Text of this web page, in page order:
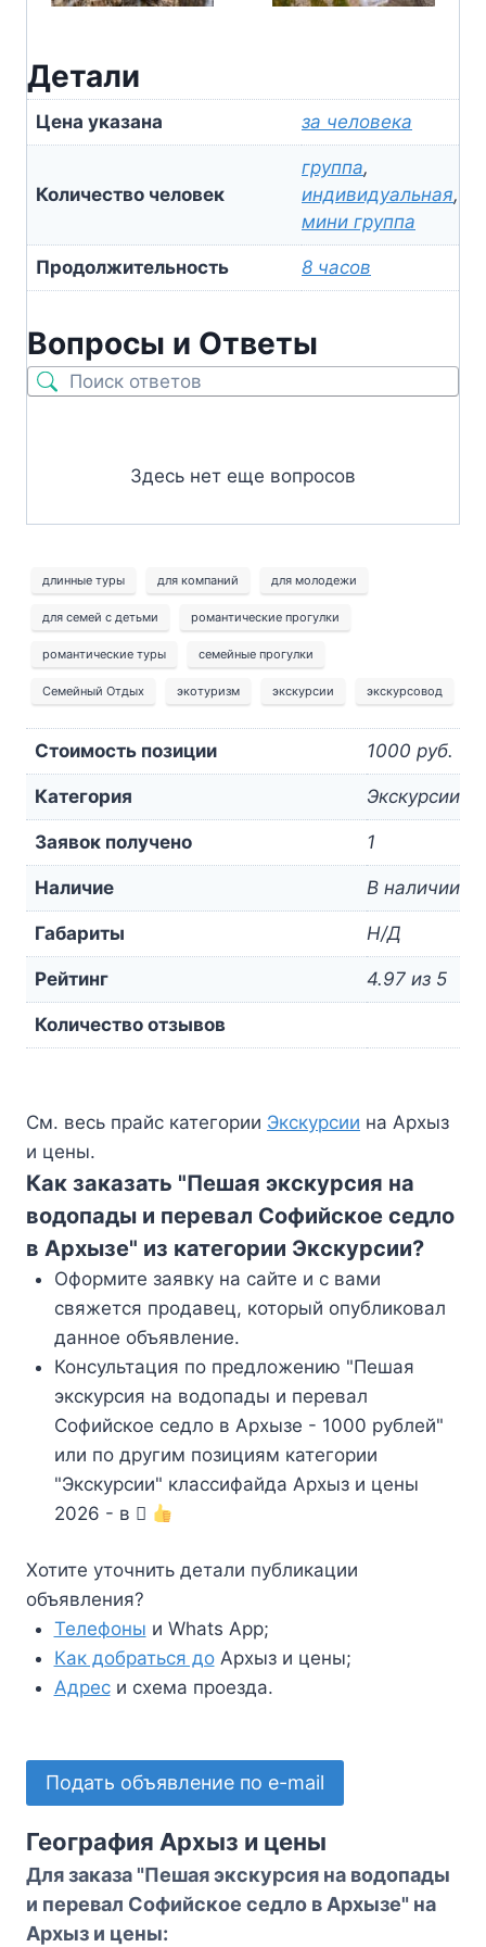
Детали
Цена указана за человека
Количество человек
группа,
индивидуальная,
мини группа
Продолжительность 8 часов
Вопросы и Ответы
Здесь нет еще вопросов
длинные туры для компаний для молодежи
для семей с детьми романтические прогулки
романтические туры семейные прогулки
Семейный Отдых экотуризм экскурсии экскурсовод
Стоимость позиции 1000 руб.
Категория Экскурсии
Заявок получено 1
Наличие В наличии
Габариты Н/Д
Рейтинг 4.97 из 5
Количество отзывов
См. весь прайс категории Экскурсии на Архыз
и цены.
Как заказать "Пешая экскурсия на
водопады и перевал Софийское седло
в Архызе" из категории Экскурсии?
Оформите заявку на сайте и с вами
свяжется продавец, который опубликовал
данное объявление.
Консультация по предложению "Пешая
экскурсия на водопады и перевал
Софийское седло в Архызе - 1000 рублей"
или по другим позициям категории
"Экскурсии" классифайда Архыз и цены
2026 - в
Хотите уточнить детали публикации
объявления?
Телефоны и Whats App;
Как добраться доАрхыз и цены;
Адреси схема проезда.
Подать объявление по e-mail
География Архыз и цены
Для заказа "Пешая экскурсия на водопады
и перевал Софийское седло в Архызе" на
Архыз и цены: